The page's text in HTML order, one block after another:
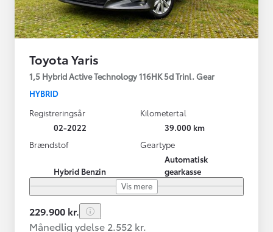
Toyota Yaris
1,5 Hybrid Active Technology 116HK 5d Trinl. Gear
HYBRID
Registreringsår
02-2022
Kilometertal
39.000 km
Brændstof
Hybrid Benzin
Geartype
Automatisk
gearkasse
Vis mere
229.900 kr.
Månedlig ydelse 2.552 kr.